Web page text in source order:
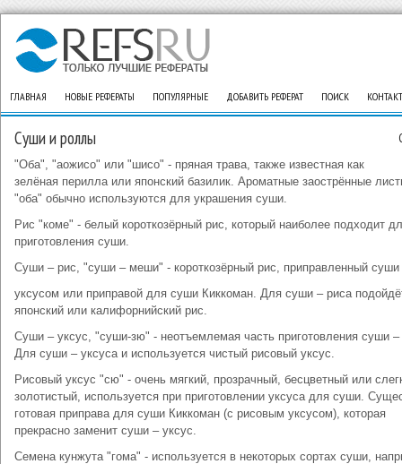
ГЛАВНАЯ НОВЫЕ РЕФЕРАТЫ ПОПУЛЯРНЫЕ ДОБАВИТЬ РЕФЕРАТ ПОИСК
Суши и роллы
"Оба", "аожисо" или "шисо" - пряная трава, также известная как
зелёная перилла или японский базилик. Ароматные заострённые
"оба" обычно используются для украшения суши.
Рис "коме" - белый короткозёрный рис, который наиболее подходит
приготовления суши.
Суши – рис, "суши – меши" - короткозёрный рис, приправленный суши
уксусом или приправой для суши Киккоман. Для суши – риса
японский или калифорнийский рис.
Суши – уксус, "суши-зю" - неотъемлемая часть приготовления суши –
Для суши – уксуса и используется чистый рисовый уксус.
Рисовый уксус "сю" - очень мягкий, прозрачный, бесцветный или
золотистый, используется при приготовлении уксуса для суши.
готовая приправа для суши Киккоман (с рисовым уксусом), которая
прекрасно заменит суши – уксус.
Семена кунжута "гома" - используется в некоторых сортах суши,